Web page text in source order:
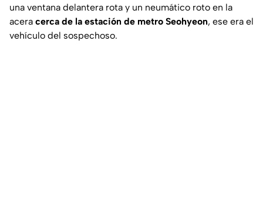
una ventana delantera rota y un neumático roto en la
acera cerca de la estación de metro Seohyeon, ese era el
vehículo del sospechoso.